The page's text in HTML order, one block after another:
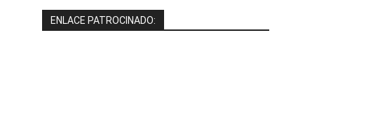
ENLACE PATROCINADO: